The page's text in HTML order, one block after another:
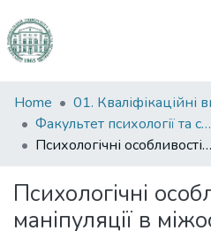
Communities
&
Collections
Statistics
Home
Факультет психології та соціальної роботи
Психологічні особливості маніпуляції в міжособистісних стосунках сучасної молоді
Психологічні
маніпуляції в